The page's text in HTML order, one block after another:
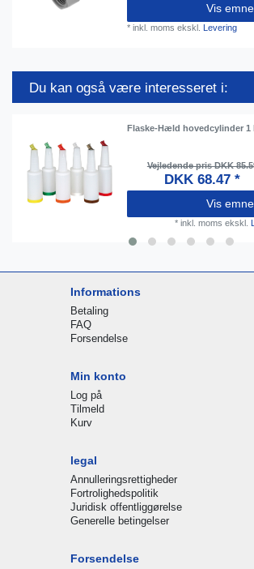
Vis emne
*inkl. moms ekskl. Levering
Du kan også være interesseret i:
Flaske-Hæld hovedcylinder 1
Vejledende pris DKK
DKK 68.47 *
Vis emne
* inkl. moms ekskl.
Informations
Betaling
FAQ
Forsendelse
Min konto
Log på
Tilmeld
Kurv
legal
Annulleringsrettigheder
Fortrolighedspolitik
Juridisk offentliggørelse
Generelle betingelser
Forsendelse